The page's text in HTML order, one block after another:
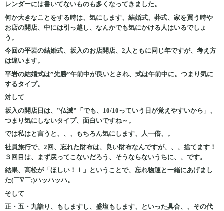
レンダーには書いてないものも多くなってきました。
何か大きなことをする時は、気にします、結婚式、葬式、家を買う時や
お店の開店、中には引っ越し、なんかでも気にかける人はいるでしょ
う。
今回の平岩の結婚式、坂入のお店開店、2人ともに同じ年ですが、考え方
は違います。
平岩の結婚式は”先勝”午前中が良いとされ、式は午前中に。つまり気に
するタイプ。
対して
坂入の開店日は、”仏滅”「でも、10/10っていう日が覚えやすいから」、
つまり気にしないタイプ、面白いですね～。
では私はと言うと、、、もちろん気にします、人一倍、。
社員旅行で、2回、忘れた財布は、良い財布なんですが、、、捨てます！
３回目は、まず戻ってこないだろう、そうならないうちに、、です。
結果、高松が「ほしい！！」ということで、忘れ物運と一緒にあげまし
た(￣∇￣;)ハッハッハ。
そして
正・五・九詣り、もしますし、盛塩もします、といった具合、、その代